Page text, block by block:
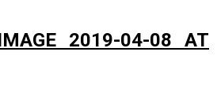
2019-04-08 AT